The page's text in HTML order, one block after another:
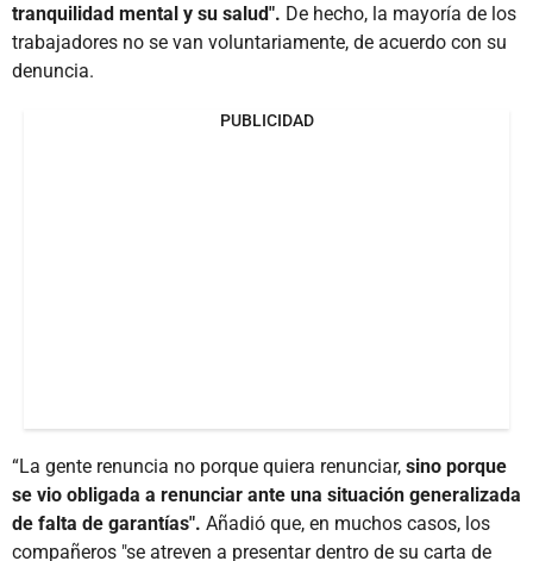
tranquilidad mental y su salud". De hecho, la mayoría de los
trabajadores no se van voluntariamente, de acuerdo con su
denuncia.
PUBLICIDAD
“La gente renuncia no porque quiera renunciar, sino porque
se vio obligada a renunciar ante una situación generalizada
de falta de garantías". Añadió que, en muchos casos, los
compañeros "se atreven a presentar dentro de su carta de